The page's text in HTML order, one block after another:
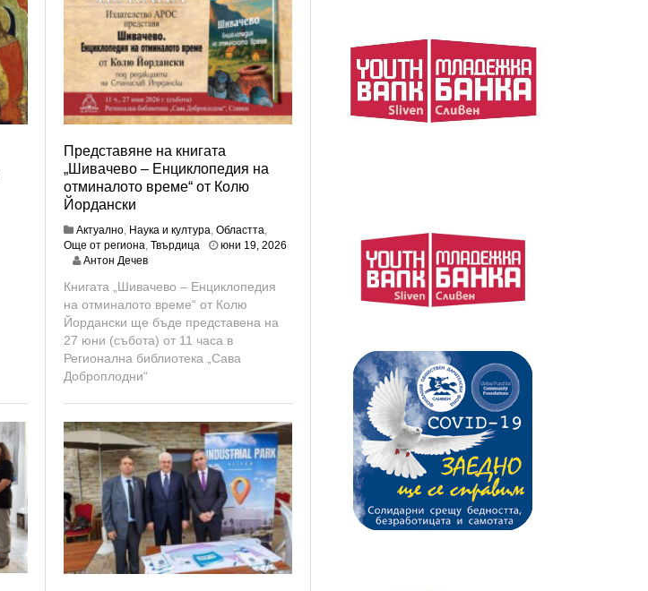
Представяне на книгата
„Шивачево – Енциклопедия на
отминалото време“ от Колю
Йордански
Актуално, Наука и култура Областта
Още от региона Твърдица
юни 19, 2026
и
1
9
,
0
2
Антон Дечев
Книгата „Шивачево – Енциклопедия
на отминалото време“ от Колю
Йордански ще бъде представена на
27 юни (събота) от 11 часа в
Регионална библиотека „Сава
Доброплодни“